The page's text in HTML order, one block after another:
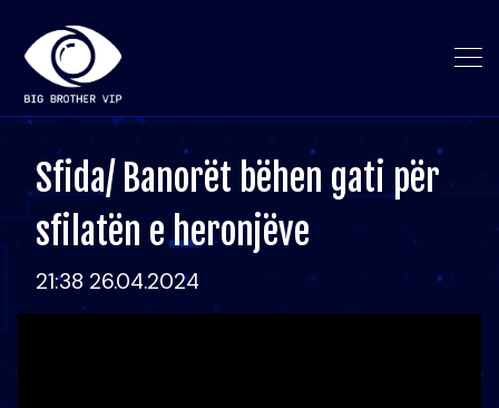
Sfida/ Banorët bëhen gati për
sfilatën e heronjëve
21:38 26.04.2024